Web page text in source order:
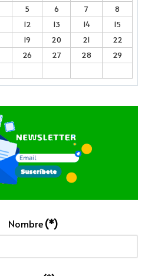
5 6 7
8
12 13 14
15
19 20 21
22
26 27 28
29
Nombre(*)